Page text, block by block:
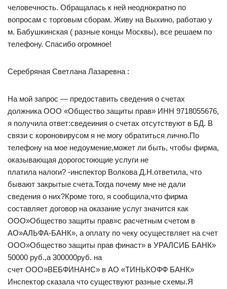
человечность. Обращалась к ней неоднократно по
вопросам с торговым сборам. Живу на Выхино, работаю у
м. Бабушкинская ( разные концы Москвы), все решаем по
телефону. Спасибо огромное!
Серебряная Светлана Лазаревна :
На мой запрос — предоставить сведения о счетах
должника ООО «Общество защиты прав» ИНН 9718055676,
я получила ответ:сведеиния о счетах отсутствуют в БД. В
связи с короновирусом я не могу обратиться лично.По
телефону на мое недоумение,может ли быть, чтобы фирма,
оказывающая дорогостоющие услуги не
платила налоги? -инспектор Волкова Д.Н.ответила, что
бывают закрытые счета.Тогда почему мне не дали
сведения о них?Кроме того, я сообщила,что фирма
составляет договор на оказание услуг значится как
ООО»Общество защиты прав»с расчетным счетом в
АО»АЛЬФА-БАНК», а оплату по чеку осуществляет на счет
ООО»Общество защиты прав финаст» в УРАЛСИБ БАНК»
50000 руб.,а 300000руб. на
счет ООО»ВЕБФИНАНС» в АО «ТИНЬКОФФ БАНК»
Инспектор сказала что существуют разные схемы.Я